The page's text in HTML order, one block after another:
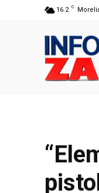
16.2 C